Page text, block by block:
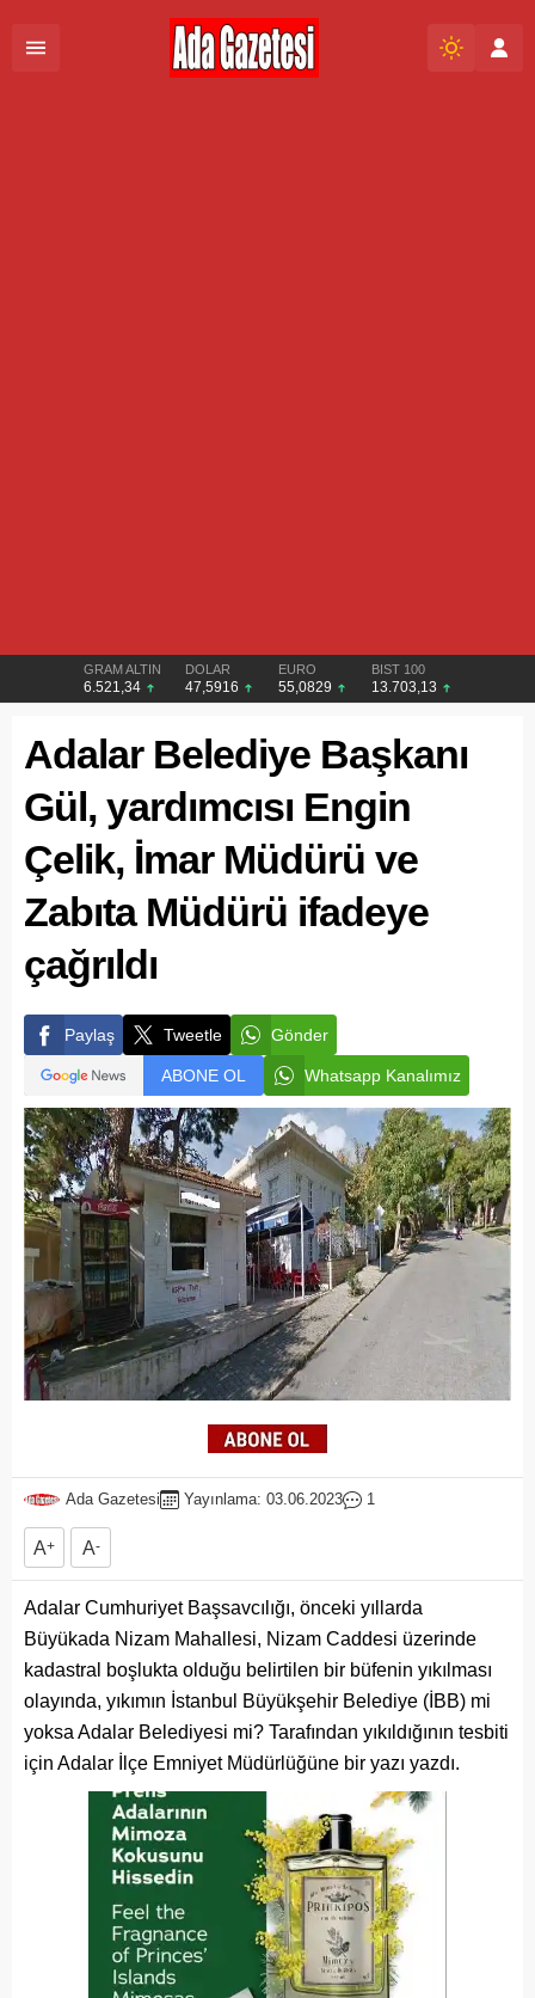
GRAM ALTIN
6.521,34
DOLAR
47,5916
EURO
55,0829
BIST 100
13.703,13
Adalar Belediye Başkanı
Gül, yardımcısı Engin
Çelik, İmar Müdürü ve
Zabıta Müdürü ifadeye
çağrıldı
Paylaş Tweetle Gönder
ABONE OL Whatsapp Kanalımız
Ada Gazetesi Yayınlama: 03.06.2023 1
A+ A-
Adalar Cumhuriyet Başsavcılığı, önceki yıllarda
Büyükada Nizam Mahallesi, Nizam Caddesi üzerinde
kadastral boşlukta olduğu belirtilen bir büfenin yıkılması
olayında, yıkımın İstanbul Büyükşehir Belediye (İBB) mi
yoksa Adalar Belediyesi mi? Tarafından yıkıldığının tesbiti
için Adalar İlçe Emniyet Müdürlüğüne bir yazı yazdı.